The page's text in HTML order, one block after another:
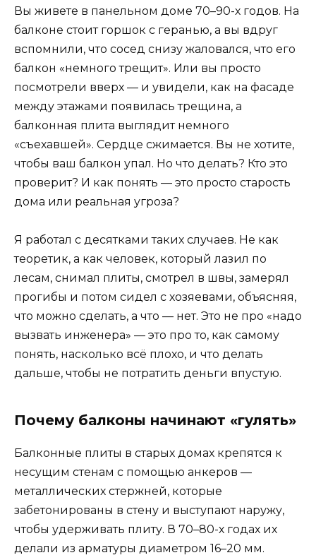
Вы живете в панельном доме 70–90-х годов. На
балконе стоит горшок с геранью, а вы вдруг
вспомнили, что сосед снизу жаловался, что его
балкон «немного трещит». Или вы просто
посмотрели вверх — и увидели, как на фасаде
между этажами появилась трещина, а
балконная плита выглядит немного
«съехавшей». Сердце сжимается. Вы не хотите,
чтобы ваш балкон упал. Но что делать? Кто это
проверит? И как понять — это просто старость
дома или реальная угроза?
Я работал с десятками таких случаев. Не как
теоретик, а как человек, который лазил по
лесам, снимал плиты, смотрел в швы, замерял
прогибы и потом сидел с хозяевами, объясняя,
что можно сделать, а что — нет. Это не про «надо
вызвать инженера» — это про то, как самому
понять, насколько всё плохо, и что делать
дальше, чтобы не потратить деньги впустую.
Почему балконы начинают «гулять»
Балконные плиты в старых домах крепятся к
несущим стенам с помощью анкеров —
металлических стержней, которые
забетонированы в стену и выступают наружу,
чтобы удерживать плиту. В 70–80-х годах их
делали из арматуры диаметром 16–20 мм.